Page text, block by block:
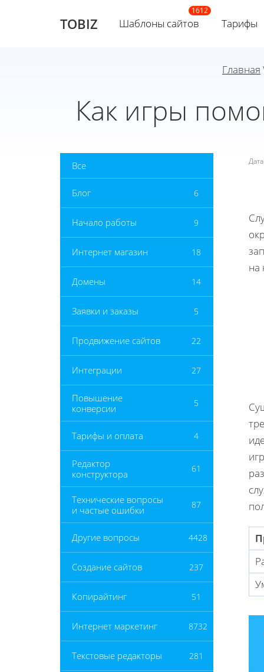
TOBIZ Шаблоны сайтов Тарифы
Главная
Как игры
Все
Блог 6
Начало работы 9
Интернет магазин 18
Домены 14
Заявки и заказы 5
Продвижение сайтов 22
Интеграции 27
Повышение
конверсии
5
Тарифы и оплата 4
Редактор
конструктора
61
Технические вопросы
и частые ошибки
87
Другие вопросы 4428
Создание сайтов 237
Копирайтинг 51
Интернет маркетинг 8732
Текстовые редакторы 281
на